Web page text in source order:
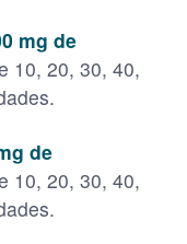
mg de
10, 20, 30, 40,
de
10, 20, 30, 40,